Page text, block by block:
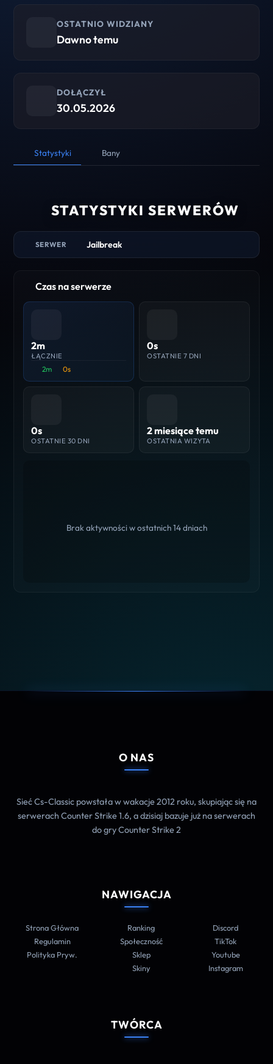
OSTATNIO WIDZIANY
Dawno temu
DOŁĄCZYŁ
30.05.2026
Statystyki Bany
STATYSTYKI SERWERÓW
SERWER Jailbreak
Czas na serwerze
2m
ŁĄCZNIE
2m 0s
0s
OSTATNIE 7 DNI
0s
OSTATNIE 30 DNI
2 miesiące temu
OSTATNIA WIZYTA
Brak aktywności w ostatnich 14 dniach
O NAS
Sieć Cs-Classic powstała w wakacje 2012 roku, skupiając się na
serwerach Counter Strike 1.6, a dzisiaj bazuje już na serwerach
do gry Counter Strike 2
NAWIGACJA
Strona Główna
Regulamin
Polityka Pryw.
Ranking
Społeczność
Sklep
Skiny
Discord
TikTok
Youtube
Instagram
TWÓRCA